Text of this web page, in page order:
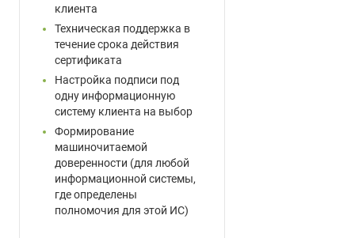
клиента
Техническая поддержка в
течение срока действия
сертификата
Настройка подписи под
одну информационную
систему клиента на выбор
Формирование
машиночитаемой
доверенности (для любой
информационной системы,
где определены
полномочия для этой ИС)